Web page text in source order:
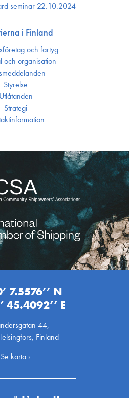
seminar 22.10.2024
i Finland
och fartyg
och organisation
Styrelse
Utlåtanden
Strategi
7.5576’’ N
45.4092’’ E
44,
Finland
Se karta ›